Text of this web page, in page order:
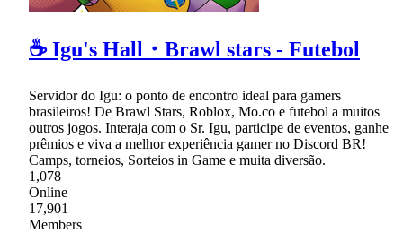
☕ Igu's Hall・Brawl stars - Futebol
Servidor do Igu: o ponto de encontro ideal para gamers
brasileiros! De Brawl Stars, Roblox, Mo.co e futebol a muitos
outros jogos. Interaja com o Sr. Igu, participe de eventos, ganhe
prêmios e viva a melhor experiência gamer no Discord BR!
Camps, torneios, Sorteios in Game e muita diversão.
1,078
Online
17,901
Members